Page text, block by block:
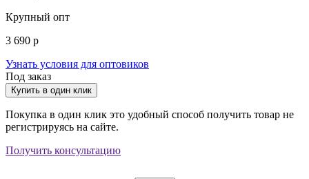
Крупный опт
3 690 р
Узнать условия для оптовиков
Под заказ
Купить в один клик
Покупка в один клик это удобный способ получить товар не
регистрируясь на сайте.
Получить консультацию